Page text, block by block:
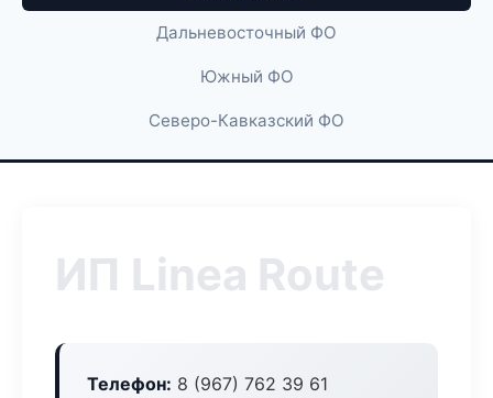
Дальневосточный ФО
Южный ФО
Северо-Кавказский ФО
ИП Linea Route
Телефон: 8 (967) 762 39 61